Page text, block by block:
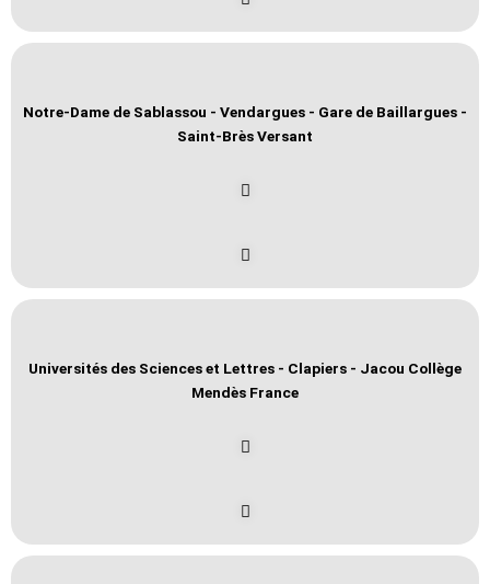
Notre-Dame de Sablassou - Vendargues - Gare de Baillargues -
Saint-Brès Versant
Universités des Sciences et Lettres - Clapiers - Jacou Collège
Mendès France